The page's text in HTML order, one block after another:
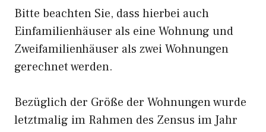
Bitte beachten Sie, dass hierbei auch
Einfamilienhäuser als eine Wohnung und
Zweifamilienhäuser als zwei Wohnungen
gerechnet werden.
Bezüglich der Größe der Wohnungen wurde
letztmalig im Rahmen des Zensus im Jahr